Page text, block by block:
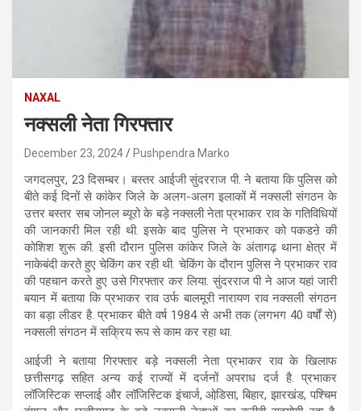
NAXAL
नक्सली नेता गिरफ्तार
December 23, 2024 Pushpendra Marko
जगदलपुर, 23 दिसम्बर। बस्तर आईजी सुंदरराज पी. ने बताया कि पुलिस को
बीते कई दिनों से कांकेर जिले के अलग-अलग इलाकों में नक्सली संगठन के
उत्तर बस्तर सब जोनल ब्यूरो के बड़े नक्सली नेता प्रभाकर राव के गतिविधियों
की जानकारी मिल रही थी. इसके बाद पुलिस ने प्रभाकर को पकडऩे की
कोशिश शुरू की. इसी दौरान पुलिस कांकेर जिले के अंतागढ़ थाना क्षेत्र में
नाकेबंदी करते हुए चेकिंग कर रही थी. चेकिंग के दौरान पुलिस ने प्रभाकर राव
की पहचान करते हुए उसे गिरफ्तार कर लिया. सुंदरराज पी ने आज यहां जारी
बयान में बताया कि प्रभाकर राव उर्फ बालमूरी नारायण राव नक्सली संगठन
का बड़ा लीडर है. प्रभाकर बीते वर्ष 1984 से अभी तक (लगभग 40 वर्षों से)
नक्सली संगठन में सक्रिय रूप से काम कर रहा था.
आईजी ने बताया गिरफ्तार बड़े नक्सली नेता प्रभाकर राव के खिलाफ
छत्तीसगढ़ सहित अन्य कई राज्यों में दर्जनों अपराध दर्ज है. प्रभाकर
लॉजिस्टिक सप्लाई और लॉजिस्टिक इंचार्ज, ओडि़सा, बिहार, झारखंड, पश्चिम